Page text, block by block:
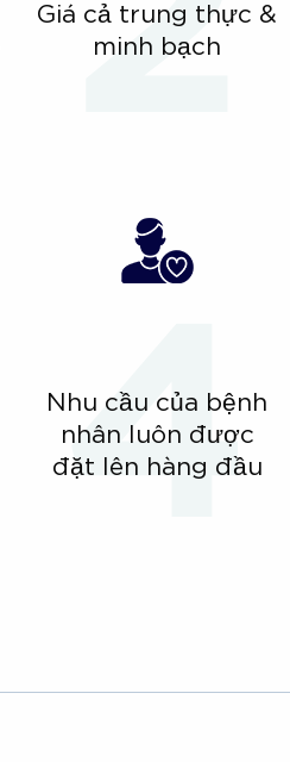
Giá cả trung thực &
minh bạch
Nhu cầu của bệnh
nhân luôn được
đặt lên hàng đầu